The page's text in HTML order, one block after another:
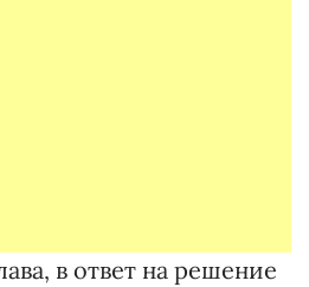
в ответ на решение